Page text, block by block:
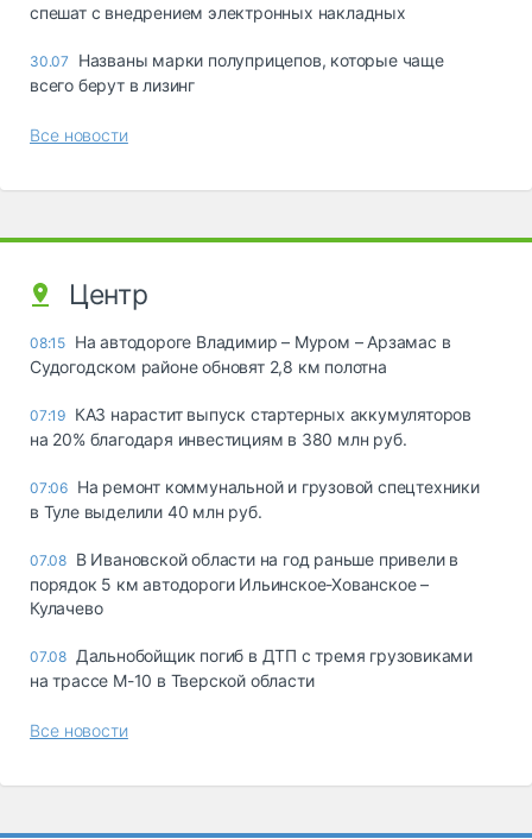
спешат с внедрением электронных накладных
30.07
Названы марки полуприцепов, которые чаще
всего берут в лизинг
Все новости
Центр
08:15 На автодороге Владимир – Муром – Арзамас в
Судогодском районе обновят 2,8 км полотна
07:19 КАЗ нарастит выпуск стартерных аккумуляторов
на 20% благодаря инвестициям в 380 млн руб.
07:06 На ремонт коммунальной и грузовой спецтехники
в Туле выделили 40 млн руб.
07.08 В Ивановской области на год раньше привели в
порядок 5 км автодороги Ильинское-Хованское –
Кулачево
07.08 Дальнобойщик погиб в ДТП с тремя грузовиками
на трассе М-10 в Тверской области
Все новости